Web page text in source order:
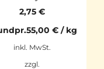
2,75 €
55,00 €/ kg
inkl. MwSt.
zzgl.